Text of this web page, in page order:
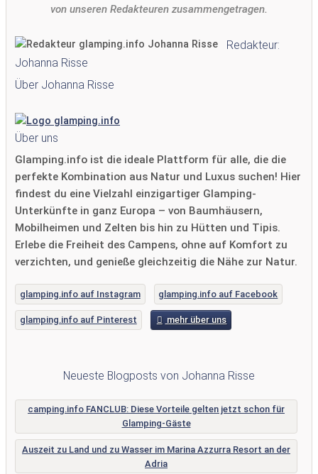
von unseren Redakteuren zusammengetragen.
Redakteur:
Johanna Risse
Über Johanna Risse
Über uns
Glamping.info ist die ideale Plattform für alle, die die
perfekte Kombination aus Natur und Luxus suchen! Hier
findest du eine Vielzahl einzigartiger Glamping-
Unterkünfte in ganz Europa – von Baumhäusern,
Mobilheimen und Zelten bis hin zu Hütten und Tipis.
Erlebe die Freiheit des Campens, ohne auf Komfort zu
verzichten, und genieße gleichzeitig die Nähe zur Natur.
glamping.info auf Instagram glamping.info auf Facebook
glamping.info auf Pinterest mehr über uns
Neueste Blogposts von Johanna Risse
camping.info FANCLUB: Diese Vorteile gelten jetzt schon für
Glamping-Gäste
Auszeit zu Land und zu Wasser im Marina Azzurra Resort an der
Adria